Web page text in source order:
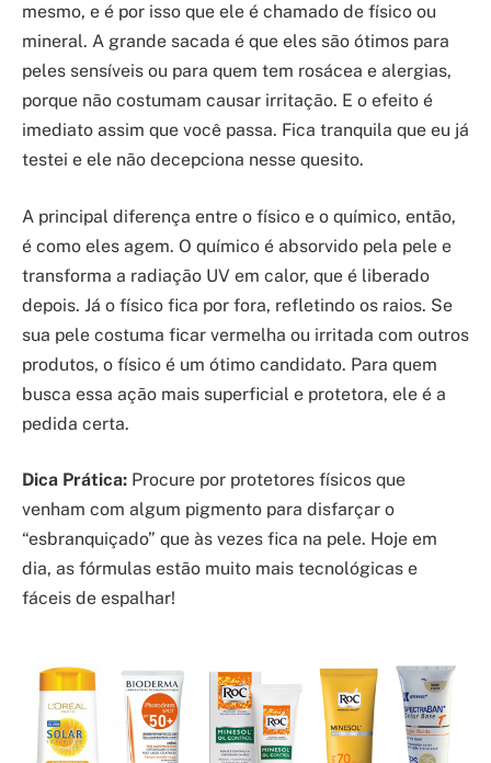
mesmo, e é por isso que ele é chamado de físico ou
mineral. A grande sacada é que eles são ótimos para
peles sensíveis ou para quem tem rosácea e alergias,
porque não costumam causar irritação. E o efeito é
imediato assim que você passa. Fica tranquila que eu já
testei e ele não decepciona nesse quesito.
A principal diferença entre o físico e o químico, então,
é como eles agem. O químico é absorvido pela pele e
transforma a radiação UV em calor, que é liberado
depois. Já o físico fica por fora, refletindo os raios. Se
sua pele costuma ficar vermelha ou irritada com outros
produtos, o físico é um ótimo candidato. Para quem
busca essa ação mais superficial e protetora, ele é a
pedida certa.
Dica Prática: Procure por protetores físicos que
venham com algum pigmento para disfarçar o
“esbranquiçado” que às vezes fica na pele. Hoje em
dia, as fórmulas estão muito mais tecnológicas e
fáceis de espalhar!